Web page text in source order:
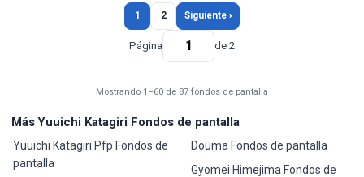
1 2 Siguiente ›
Página de 2
Mostrando 1–60 de 87 fondos de pantalla
Más Yuuichi Katagiri Fondos de pantalla
Yuuichi Katagiri Pfp Fondos de
pantalla
Douma Fondos de pantalla
Gyomei Himejima Fondos de